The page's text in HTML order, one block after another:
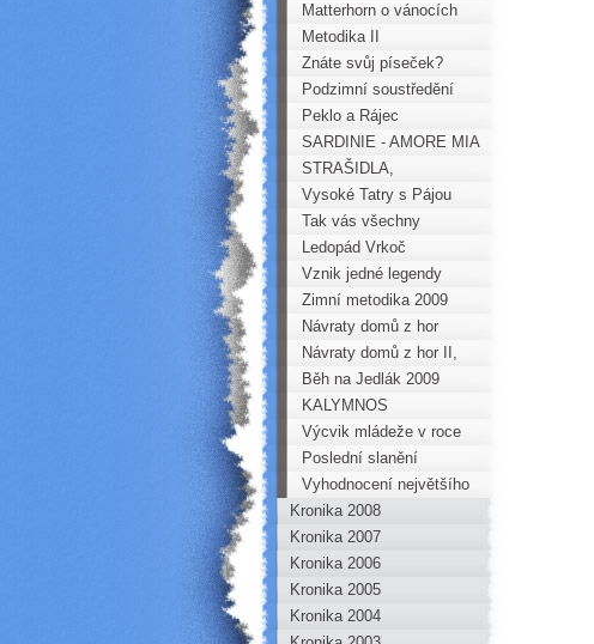
Matterhorn o vánocích
Metodika II
Znáte svůj píseček?
Podzimní soustředění
mládeže
Peklo a Rájec
SARDINIE - AMORE MIA
STRAŠIDLA,
KŘEMENÁČ A HALDA
DĚTÍ
Vysoké Tatry s Pájou
Tak vás všechny
zdravím, Pepíno
Ledopád Vrkoč
Vznik jedné legendy
Zimní metodika 2009
Návraty domů z hor
Návraty domů z hor II,
tentokrát z Korsiky
Běh na Jedlák 2009
KALYMNOS
Výcvik mládeže v roce
2009
Poslední slanění
Horoklubu Chomutov
Vyhodnocení největšího
Škodiče Horoklubu
Chomutov za rok 2009
Kronika 2008
Kronika 2007
Kronika 2006
Kronika 2005
Kronika 2004